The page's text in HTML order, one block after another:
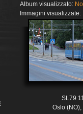
Album visualizzato:
Immagini visualizzate:
SL79
Oslo (NO),